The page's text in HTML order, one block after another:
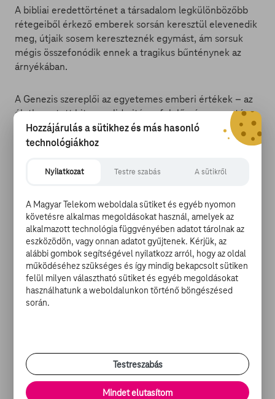
A bibliai eredettörténet a társadalom legkülönbözőbb
rétegeiből érkező emberek sorsán keresztül elevenedik
meg, útjaik sosem kereszteznék egymást, ám sorsuk
mégis összefonódik ennek a tragikus bűnténynek az
árnyékában.
A Genezis szereplői az egyetemes emberi értékek – az
életbe vetett hit, a szolidaritás, a felelősség – mentén
döntenek a sorsukról, így lehetőséget kapnak az
újrakezdésre, egy új életre.
A Genezis a Mirage Film és a Focusfox
koprodukciójában készült a Filmalap támogatásával, a
film forgatókönyvét Bogdán Árpád jegyzi, a fejlesztés a
ScriptEast nemzetközi forgatókönyv-fejlesztő workshop
és a Filmalap közreműködésével zajlott.
Az operatőr Dobos Tamás (Apaföld, Lágy eső), a
főszerepekben Cseh Anna Marie (Fiatalság, A fény
ösvényei), valamint Csordás Milán és Illési Enikő Anna
amatőr színészek láthatók.
Hozzájárulás a sütikhez és más hasonló
technológiákhoz
Nyilatkozat Testre szabás A sütikről
A Magyar Telekom weboldala sütiket és egyéb nyomon
követésre alkalmas megoldásokat használ, amelyek az
alkalmazott technológia függvényében adatot tárolnak az
eszközödön, vagy onnan adatot gyűjtenek. Kérjük, az
alábbi gombok segítségével nyilatkozz arról, hogy az oldal
működéséhez szükséges és így mindig bekapcsolt sütiken
felül milyen választható sütiket és egyéb megoldásokat
használhatunk a weboldalunkon történő böngészésed
során.
Testreszabás
Mindet elutasítom